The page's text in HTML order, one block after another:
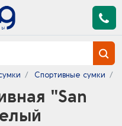
Спортивные сумки
"San